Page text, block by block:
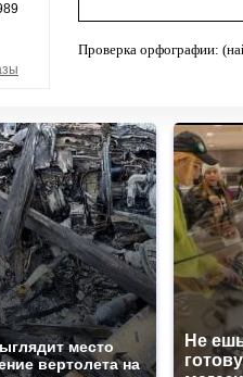
Проверка орфографии:
место
вертолета на
Не